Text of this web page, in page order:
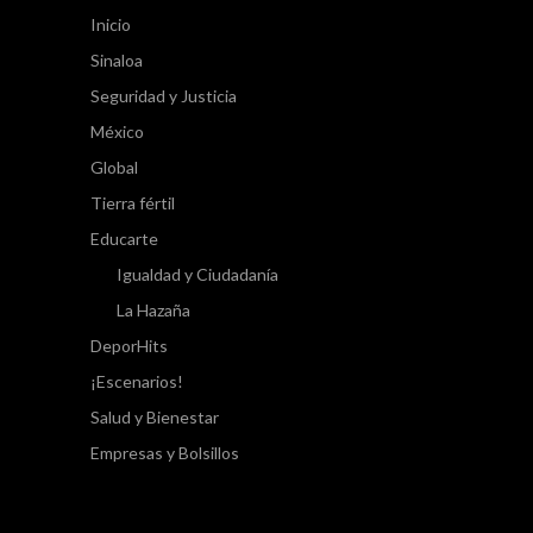
Inicio
Sinaloa
Seguridad y Justicia
México
Global
Tierra fértil
Educarte
Igualdad y Ciudadanía
La Hazaña
DeporHits
¡Escenarios!
Salud y Bienestar
Empresas y Bolsillos